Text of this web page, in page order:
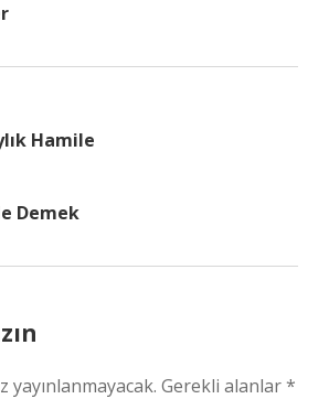
Hamile
Demek
yayınlanmayacak. Gerekli alanlar*